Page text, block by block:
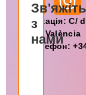
📍 Локація:C/
46023 València
📞 Телефон:
з
нами